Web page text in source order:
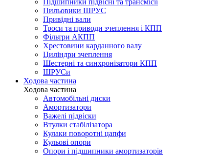
Підшипники підвісні та трансмісії
Пильовики ШРУС
Привідні вали
Троси та приводи зчеплення і КПП
Фільтри АКПП
Хрестовини карданного валу
Циліндри зчеплення
Шестерні та синхронізатори КПП
ШРУСи
Ходова частина
Ходова частина
Автомобільні диски
Амортизатори
Важелі підвіски
Втулки стабілізатора
Кулаки поворотні цапфи
Кульові опори
Опори і підшипники амортизаторів